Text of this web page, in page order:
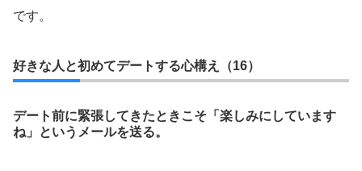
です。
好きな人と初めてデートする心構え（16）
デート前に緊張してきたときこそ「楽しみにしています
ね」というメールを送る。